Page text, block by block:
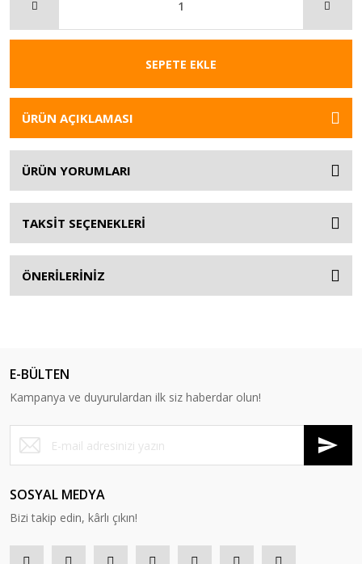
SEPETE EKLE
ÜRÜN AÇIKLAMASI
ÜRÜN YORUMLARI
TAKSİT SEÇENEKLERİ
ÖNERİLERİNİZ
E-BÜLTEN
Kampanya ve duyurulardan ilk siz haberdar olun!
SOSYAL MEDYA
Bizi takip edin, kârlı çıkın!